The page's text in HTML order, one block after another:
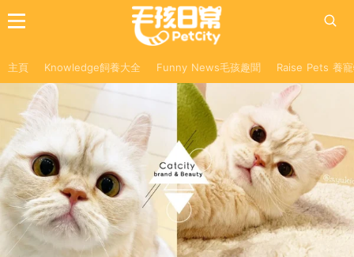
主頁 Knowledge飼養大全 Funny News毛孩趣聞 Raise Pets 養